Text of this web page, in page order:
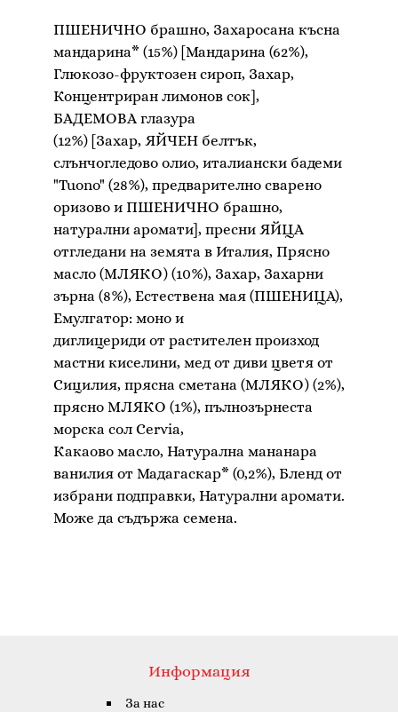
ПШЕНИЧНО брашно, Захаросана късна
мандарина* (15%) [Мандарина (62%),
Глюкозо-фруктозен сироп, Захар,
Концентриран лимонов сок],
БАДЕМОВА глазура
(12%) [Захар, ЯЙЧЕН белтък,
слънчогледово олио, италиански бадеми
"Tuono" (28%), предварително сварено
оризово и ПШЕНИЧНО брашно,
натурални аромати], пресни ЯЙЦА
отгледани на земята в Италия, Прясно
масло (МЛЯКО) (10%), Захар, Захарни
зърна (8%), Естествена мая (ПШЕНИЦА),
Емулгатор: моно и
диглицериди от растителен произход
мастни киселини, мед от диви цветя от
Сицилия, прясна сметана (МЛЯКО) (2%),
прясно МЛЯКО (1%), пълнозърнеста
морска сол Cervia,
Какаово масло, Натурална мананара
ванилия от Мадагаскар* (0,2%), Бленд от
избрани подправки, Натурални аромати.
Информация
За нас